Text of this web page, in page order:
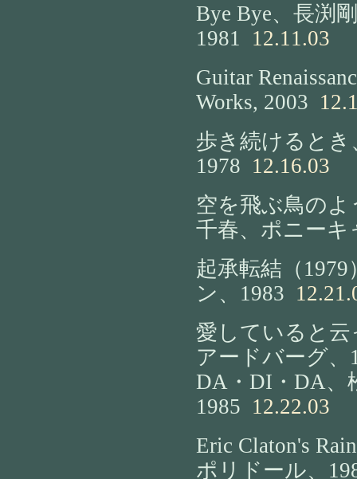
Bye Bye、長渕
1981
12.11.03
Guitar
Works, 2003
歩き続けると
1978 12.16.03
空を飛ぶ鳥の
千春、ポニーキ
起承転結（
ン、1983
愛していると云
アードバーグ、
DA・DI・DA、
1985 12.22.03
Eric Claton's
ポリドール、